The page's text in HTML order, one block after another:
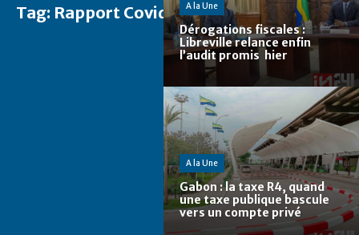
Tag: Rapport Covid A la Une
Dérogations fiscales :
Libreville relance enfin
l’audit promis hier
A la Une
Gabon : la taxe R4, quand
une taxe publique bascule
vers un compte privé